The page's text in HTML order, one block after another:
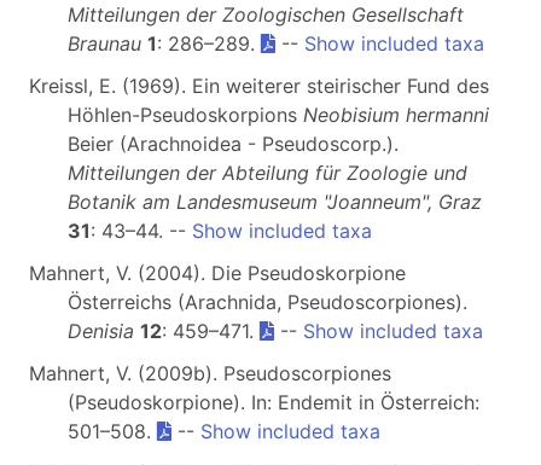
Mitteilungen der Zoologischen Gesellschaft
Braunau 1: 286–289. -- Show included taxa
Kreissl, E. (1969). Ein weiterer steirischer Fund des
Höhlen-Pseudoskorpions Neobisium hermanni
Beier (Arachnoidea - Pseudoscorp.).
Mitteilungen der Abteilung für Zoologie und
Botanik am Landesmuseum "Joanneum", Graz
31: 43–44. -- Show included taxa
Mahnert, V. (2004). Die Pseudoskorpione
Österreichs (Arachnida, Pseudoscorpiones).
Denisia 12: 459–471. -- Show included taxa
Mahnert, V. (2009b). Pseudoscorpiones
(Pseudoskorpione). In: Endemit in Österreich:
501–508.
-- Show included taxa